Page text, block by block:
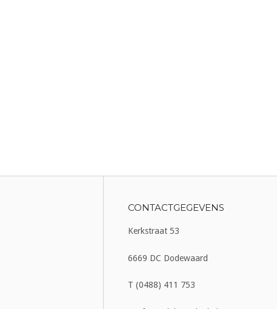
CONTACTGEGEVENS
Kerkstraat 53
6669 DC Dodewaard
T (0488) 411 753